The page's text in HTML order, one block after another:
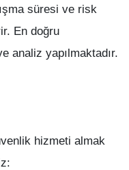
süresi ve risk
En doğru
analiz yapılmaktadır.
hizmeti almak